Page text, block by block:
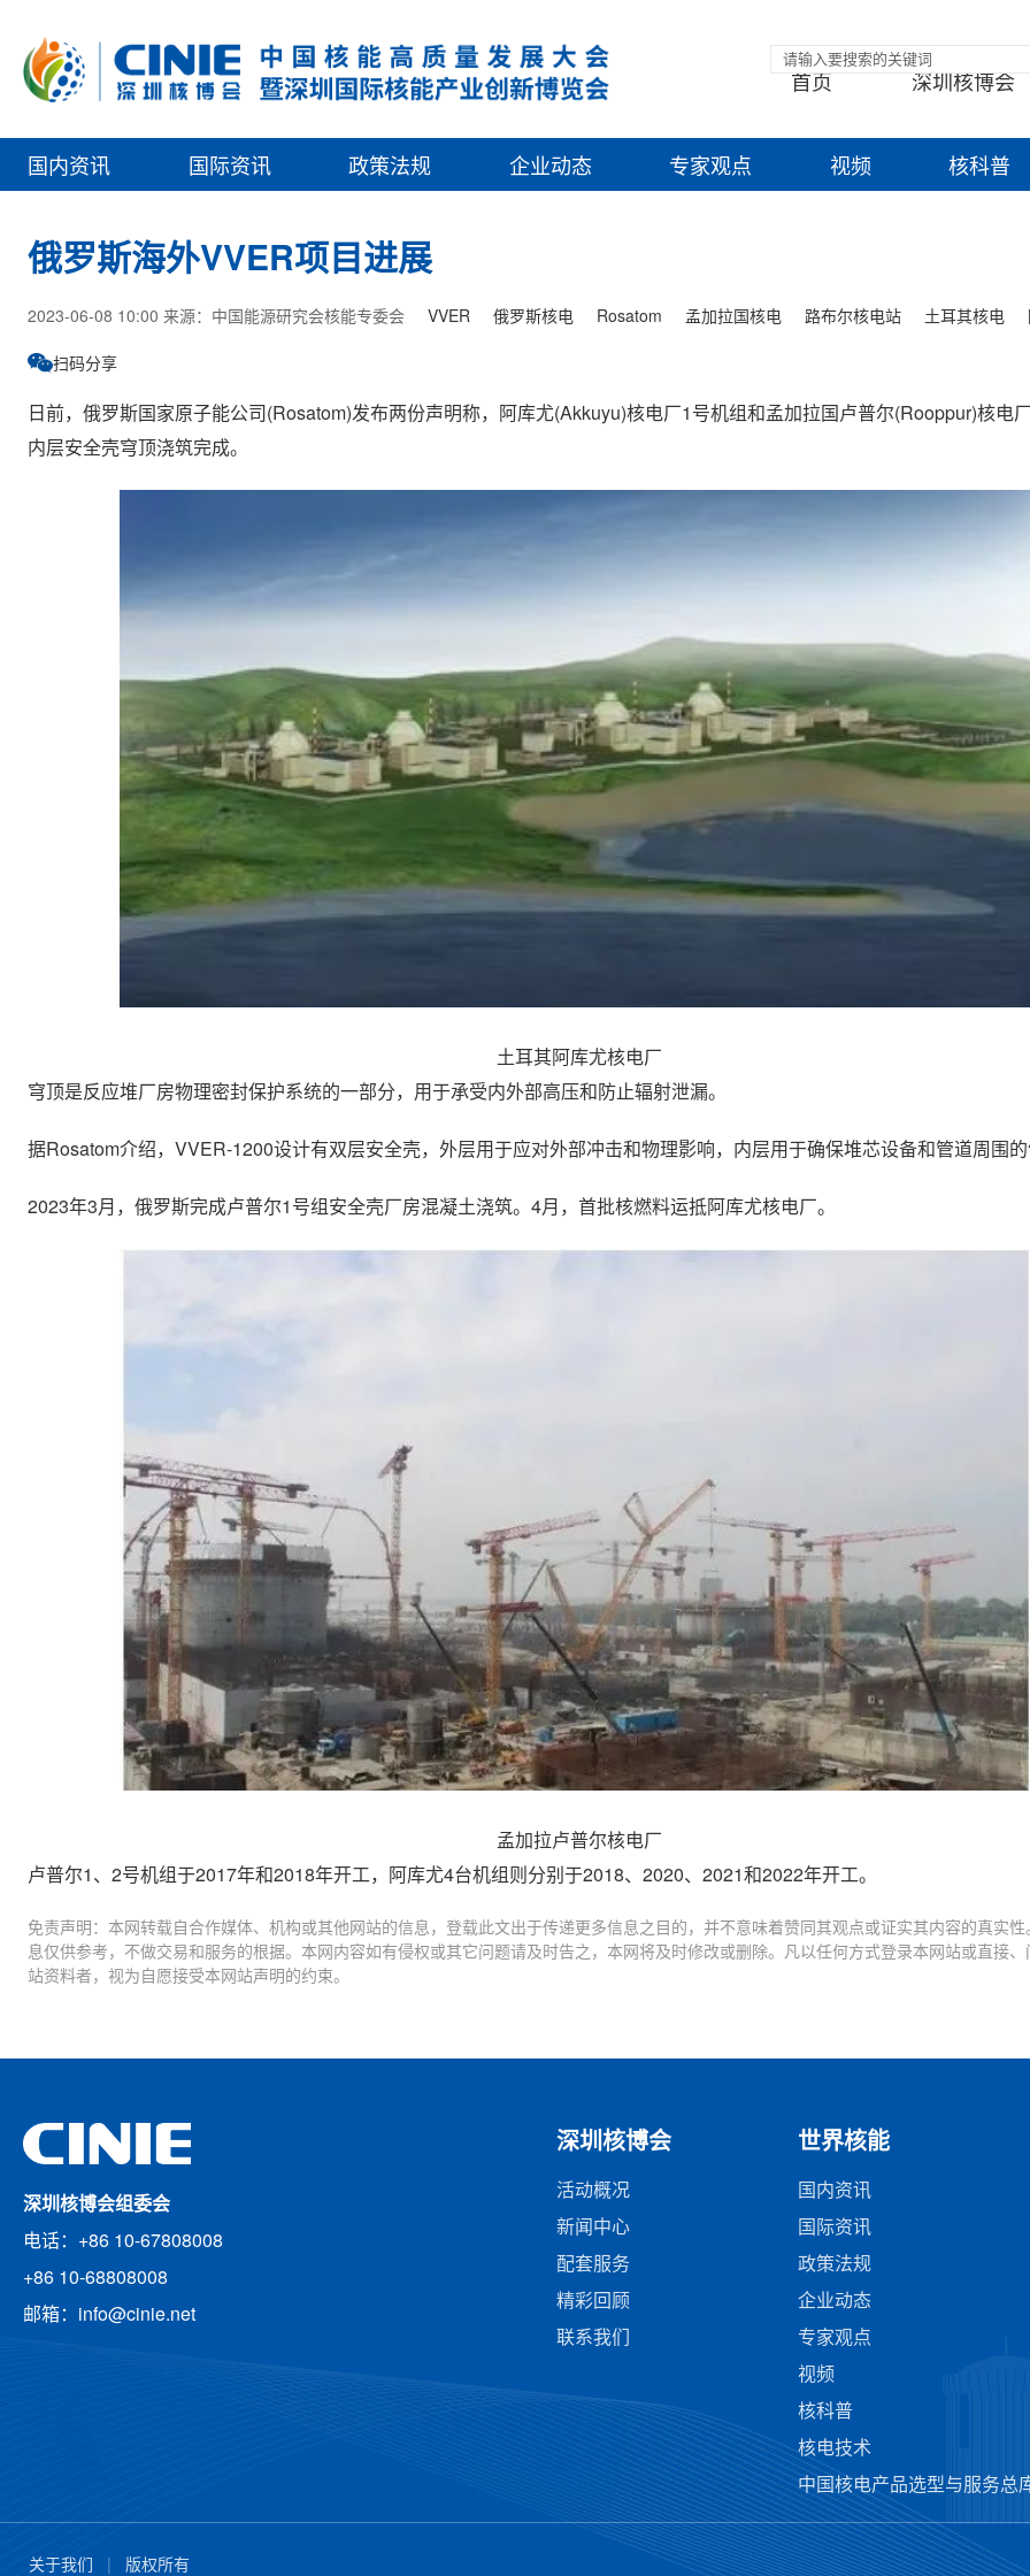
首页 深圳核博会
国内资讯 国际资讯 政策法规 企业动态 专家观点 视频 核科普
俄罗斯海外VVER项目进展
2023-06-08 10:00 来源：中国能源研究会核能专委会 VVER 俄罗斯核电 Rosatom 孟加拉国核电 路布尔核电站 土耳其核电
扫码分享
日前，俄罗斯国家原子能公司(Rosatom)发布两份声明称，阿库尤(Akkuyu)核电厂1号机组和孟加拉国卢普尔(Rooppur)核电
内层安全壳穹顶浇筑完成。
土耳其阿库尤核电厂
穹顶是反应堆厂房物理密封保护系统的一部分，用于承受内外部高压和防止辐射泄漏。
据Rosatom介绍，VVER-1200设计有双层安全壳，外层用于应对外部冲击和物理影响，内层用于确保堆芯设备和管道周围的
2023年3月，俄罗斯完成卢普尔1号组安全壳厂房混凝土浇筑。4月，首批核燃料运抵阿库尤核电厂。
孟加拉卢普尔核电厂
卢普尔1、2号机组于2017年和2018年开工，阿库尤4台机组则分别于2018、2020、2021和2022年开工。
免责声明：本网转载自合作媒体、机构或其他网站的信息，登载此文出于传递更多信息之目的，并不意味着赞同其观点或证实其内容的真实
息仅供参考，不做交易和服务的根据。本网内容如有侵权或其它问题请及时告之，本网将及时修改或删除。凡以任何方式登录本网站或直接、
站资料者，视为自愿接受本网站声明的约束。
深圳核博会组委会
电话：+86 10-67808008
+86 10-68808008
邮箱：info@cinie.net
深圳核博会
活动概况
新闻中心
配套服务
精彩回顾
联系我们
世界核能
国内资讯
国际资讯
政策法规
企业动态
专家观点
视频
核科普
核电技术
中国核电产品选型与服务总
关于我们 版权所有